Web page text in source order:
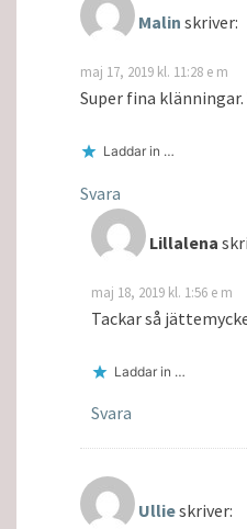
Malin skriver:
maj 17, 2019 kl. 11:28 e m
Super fina klänningar.
Laddar in …
Svara
Lillalena
maj 18, 2019 kl. 1:56 e m
Tackar så
Laddar in …
Svara
Ullieskriver: